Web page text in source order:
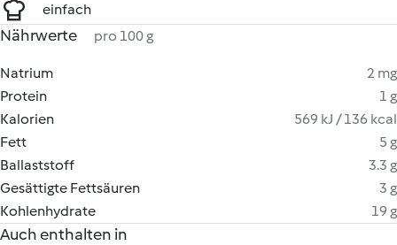
einfach
Nährwerte pro 100 g
Natrium
2 mg
Protein
1 g
Kalorien
569 kJ / 136 kcal
Fett
5 g
Ballaststoff
3.3 g
Gesättigte Fettsäuren
3 g
Kohlenhydrate
19 g
Auch enthalten in